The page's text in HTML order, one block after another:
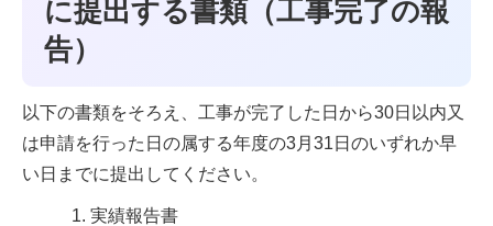
に提出する書類（工事完了の報
告）
以下の書類をそろえ、工事が完了した日から30日以内又
は申請を行った日の属する年度の3月31日のいずれか早
い日までに提出してください。
実績報告書